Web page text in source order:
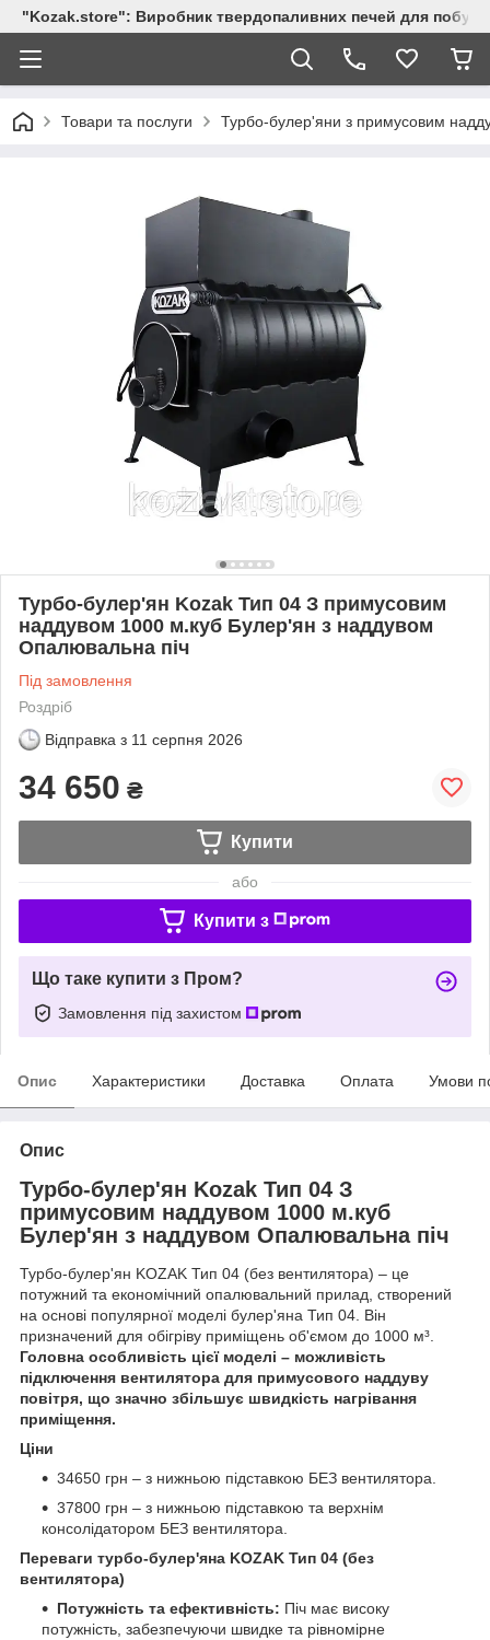
"Kozak.store": Виробник твердопаливних печей для
Товари та послуги Турбо-булер'яни з примусовим
Турбо-булер'ян Kozak Тип 04 З примусовим
наддувом 1000 м.куб Булер'ян з наддувом
Опалювальна піч
Під замовлення
Роздріб
Відправка з 11 серпня 2026
34 650 ₴
Купити
або
Купити з
Що таке купити з Пром?
Замовлення під захистом
Опис Характеристики Доставка Оплата Умови
Опис
Турбо-булер'ян Kozak Тип 04 З
примусовим наддувом 1000 м.куб
Булер'ян з наддувом Опалювальна піч
Турбо-булер'ян KOZAK Тип 04 (без вентилятора) – це
потужний та економічний опалювальний прилад, створений
на основі популярної моделі булер'яна Тип 04. Він
призначений для обігріву приміщень об'ємом до 1000 м³.
Головна особливість цієї моделі – можливість
підключення вентилятора для примусового наддуву
повітря, що значно збільшує швидкість нагрівання
приміщення.
Ціни
34650 грн – з нижньою підставкою БЕЗ вентилятора.
37800 грн – з нижньою підставкою та верхнім
консолідатором БЕЗ вентилятора.
Переваги турбо-булер'яна KOZAK Тип 04 (без
вентилятора)
Потужність та ефективність: Піч має високу
потужність, забезпечуючи швидке та рівномірне